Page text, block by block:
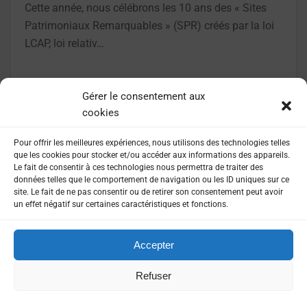
Gérer le consentement aux
cookies
Pour offrir les meilleures expériences, nous utilisons des technologies telles
que les cookies pour stocker et/ou accéder aux informations des appareils.
Le fait de consentir à ces technologies nous permettra de traiter des
données telles que le comportement de navigation ou les ID uniques sur ce
site. Le fait de ne pas consentir ou de retirer son consentement peut avoir
un effet négatif sur certaines caractéristiques et fonctions.
Accepter
Refuser
Cette année, nous célébrons les 10 ans des « Sites
Patrimoniaux Remarquables » (SPR) créés par la loi
LCAP, loi relativ…
LIRE LA SUITE
MENTIONS LÉGALES
POLITIQUE DE CONFIDENTIALITÉ